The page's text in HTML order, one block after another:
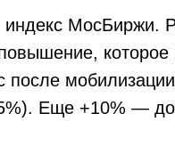
МосБиржи.
после
Еще +10% —